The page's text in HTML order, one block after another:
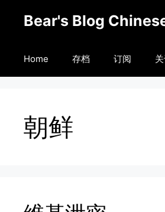
Bear's Blog
Home 存档 订阅
朝鲜